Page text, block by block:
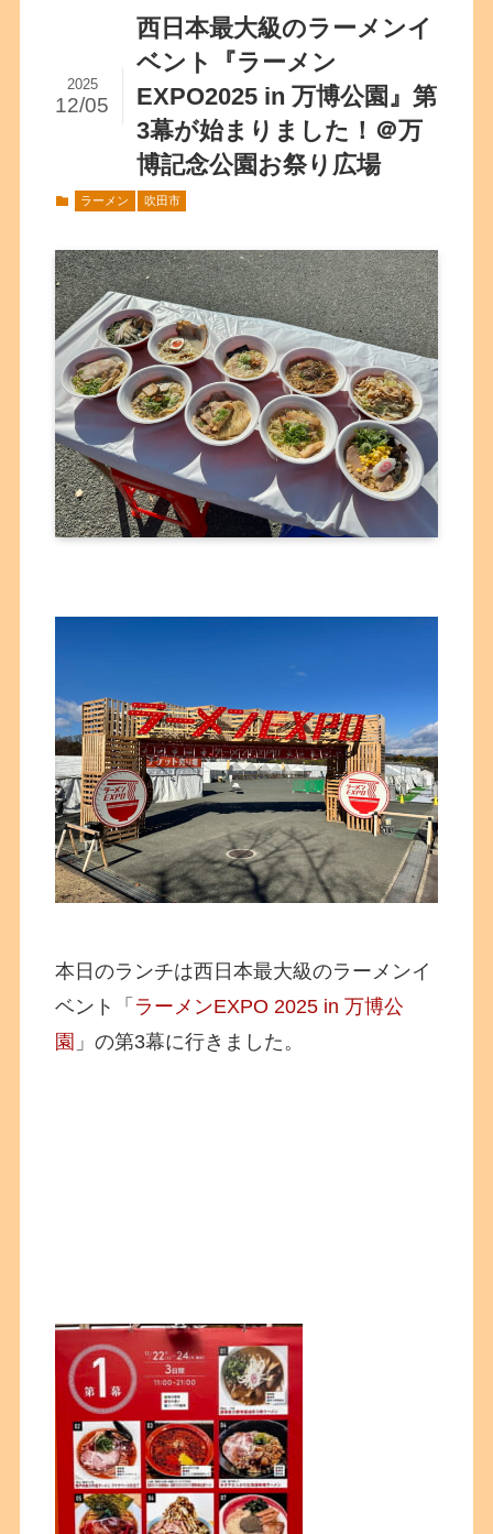
西日本最大級のラーメンイ
ベント『ラーメン
EXPO2025 in 万博公園』第
3幕が始まりました！＠万
博記念公園お祭り広場
2025
12/05
ラーメン 吹田市
本日のランチは西日本最大級のラーメンイ
ベント「 ラーメンEXPO 2025 in 万博公
園 」の第3幕に行きました。